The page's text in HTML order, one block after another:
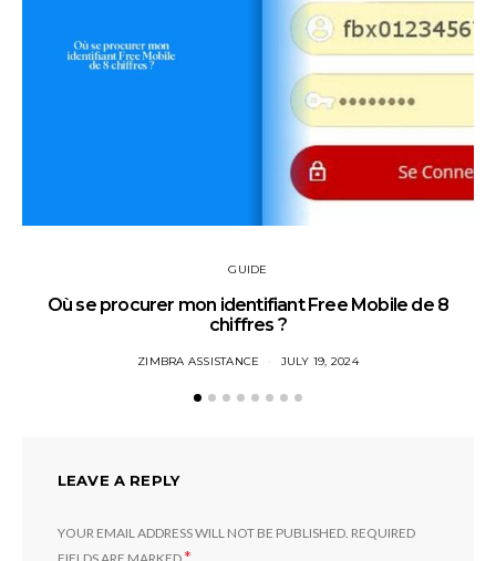
GUIDE
Où se procurer mon identifiant Free Mobile de 8
chiffres ?
ZIMBRA ASSISTANCE JULY 19, 2024
LEAVE A REPLY
YOUR EMAIL ADDRESS WILL NOT BE PUBLISHED. REQUIRED
*